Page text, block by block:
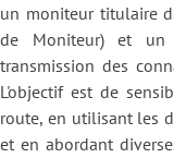
un moniteur titulaire
de Moniteur) et un
transmission des
L'objectif est de
route, en utilisant les
et en abordant